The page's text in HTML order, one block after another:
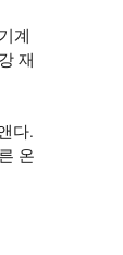
계
재
다.
온